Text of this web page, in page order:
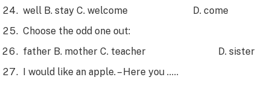
well B. stay C. welcome D. come
Choose the odd one out:
father B. mother C. teacher D. sister
I would like an apple. – Here you …..